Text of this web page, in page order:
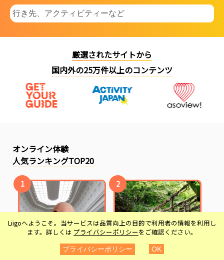
Liigoへようこそ。当サービスは品質向上の目的で利用者の情報を利用し
ます。詳しくは プライバシーポリシーをご確認ください。
プライバシーポリシー OK
厳選されたサイトから
国内外の25万件以上のコンテンツ
オンライン体験
人気ランキングTOP20
1 2